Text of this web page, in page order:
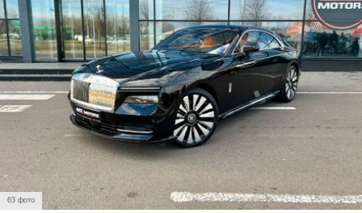
63 фото